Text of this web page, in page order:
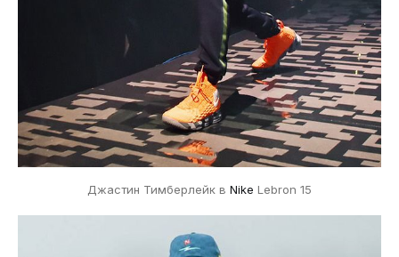
Джастин Тимберлейк в Nike Lebron 15